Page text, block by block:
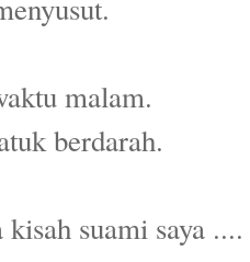
malam.
berdarah.
suami saya ....